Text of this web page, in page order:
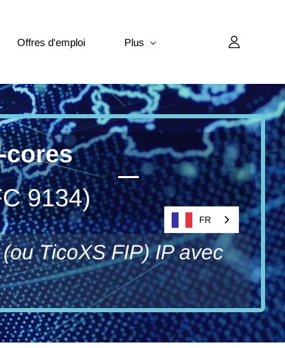
Offres d'emploi Plus
cores
9134)
TicoXS FIP) IP avec
FR